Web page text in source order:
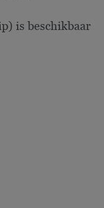
is beschikbaar